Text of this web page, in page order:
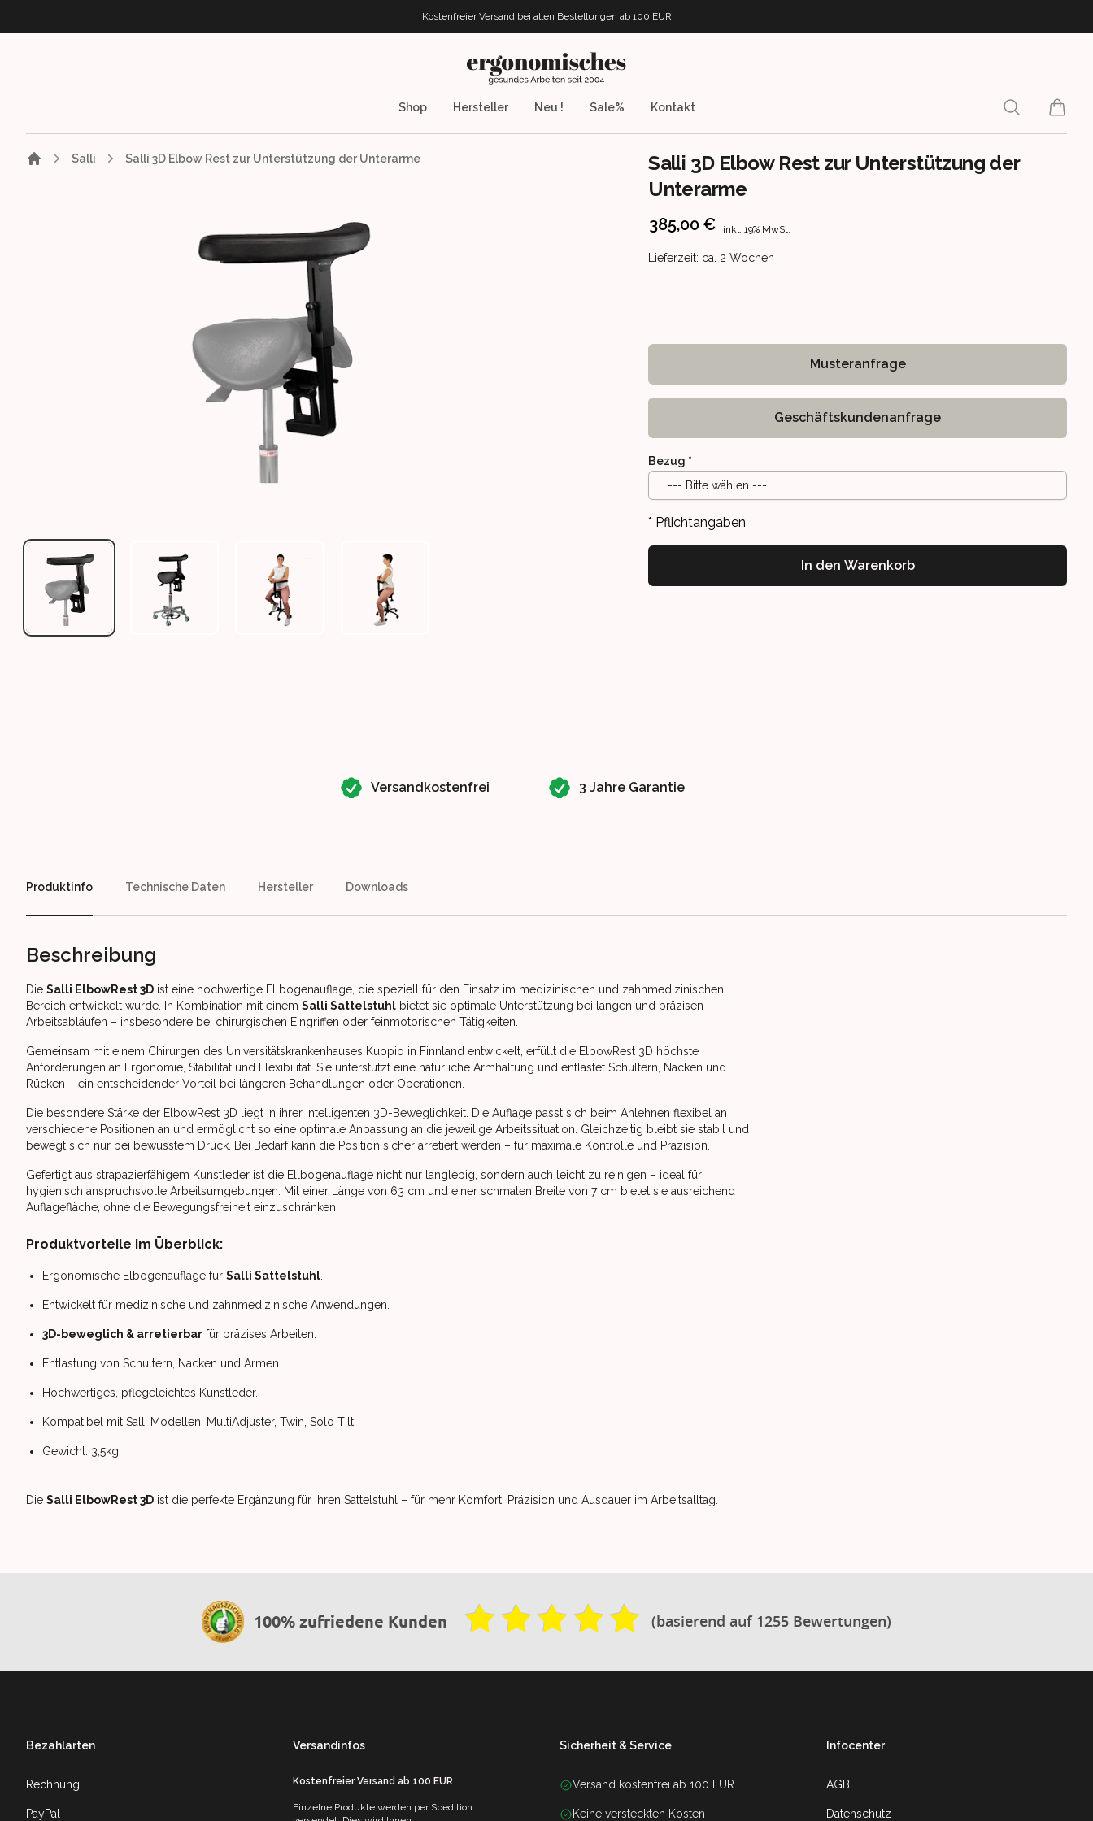
Kostenfreier Versand bei allen Bestellungen ab 100 EUR
ergonomisches.de
Shop Hersteller Neu ! Sale% Kontakt Search
items
Salli 3D Elbow Rest zur Unterstützung der
Unterarme
Product information
385,00 € inkl. 19% MwSt.
Product delivery information
Lieferzeit: ca. 2 Wochen
Salli Salli 3D Elbow Rest zur Unterstützung der Unterarme
SALLI 3D ELBOW REST ZUR UNTERSTÜTZUNG DER UNTERARME
SALLI 3D ELBOW REST ZUR UNTERSTÜTZUNG DER UNTERARME
SALLI 3D ELBOW REST ZUR UNTERSTÜTZUNG DER UNTERARME
SALLI 3D ELBOW REST ZUR UNTERSTÜTZUNG DER UNTERARME
Musteranfrage
Geschäftskundenanfrage
Bezug *
--- Bitte wählen ---
* Pflichtangaben
In den Warenkorb
Versandkostenfrei 3 Jahre Garantie
Produktinfo Technische Daten Hersteller Downloads
Beschreibung
Die Salli ElbowRest 3D ist eine hochwertige Ellbogenauflage, die speziell für den Einsatz im medizinischen und zahnmedizinischen
Bereich entwickelt wurde. In Kombination mit einem Salli Sattelstuhl bietet sie optimale Unterstützung bei langen und präzisen
Arbeitsabläufen – insbesondere bei chirurgischen Eingriffen oder feinmotorischen Tätigkeiten.
Gemeinsam mit einem Chirurgen des Universitätskrankenhauses Kuopio in Finnland entwickelt, erfüllt die ElbowRest 3D höchste
Anforderungen an Ergonomie, Stabilität und Flexibilität. Sie unterstützt eine natürliche Armhaltung und entlastet Schultern, Nacken und
Rücken – ein entscheidender Vorteil bei längeren Behandlungen oder Operationen.
Die besondere Stärke der ElbowRest 3D liegt in ihrer intelligenten 3D-Beweglichkeit. Die Auflage passt sich beim Anlehnen flexibel an
verschiedene Positionen an und ermöglicht so eine optimale Anpassung an die jeweilige Arbeitssituation. Gleichzeitig bleibt sie stabil und
bewegt sich nur bei bewusstem Druck. Bei Bedarf kann die Position sicher arretiert werden – für maximale Kontrolle und Präzision.
Gefertigt aus strapazierfähigem Kunstleder ist die Ellbogenauflage nicht nur langlebig, sondern auch leicht zu reinigen – ideal für
hygienisch anspruchsvolle Arbeitsumgebungen. Mit einer Länge von 63 cm und einer schmalen Breite von 7 cm bietet sie ausreichend
Auflagefläche, ohne die Bewegungsfreiheit einzuschränken.
Produktvorteile im Überblick:
Ergonomische Elbogenauflage für Salli Sattelstuhl
Entwickelt für medizinische und zahnmedizinische Anwendungen.
3D-beweglich & arretierbar für präzises Arbeiten.
Entlastung von Schultern, Nacken und Armen.
Hochwertiges, pflegeleichtes Kunstleder.
Kompatibel mit Salli Modellen: MultiAdjuster, Twin, Solo Tilt.
Gewicht: 3,5kg.
Die Salli ElbowRest 3D ist die perfekte Ergänzung für Ihren Sattelstuhl – für mehr Komfort, Präzision und Ausdauer im Arbeitsalltag.
100% zufriedene Kunden (basierend auf 1255 Bewertungen)
Bezahlarten
Rechnung
PayPal
Versandinfos
Kostenfreier Versand ab 100 EUR
Einzelne Produkte werden per Spedition
Sicherheit & Service
Versand kostenfrei ab 100 EUR
Keine versteckten Kosten
Infocenter
AGB
Datenschutz